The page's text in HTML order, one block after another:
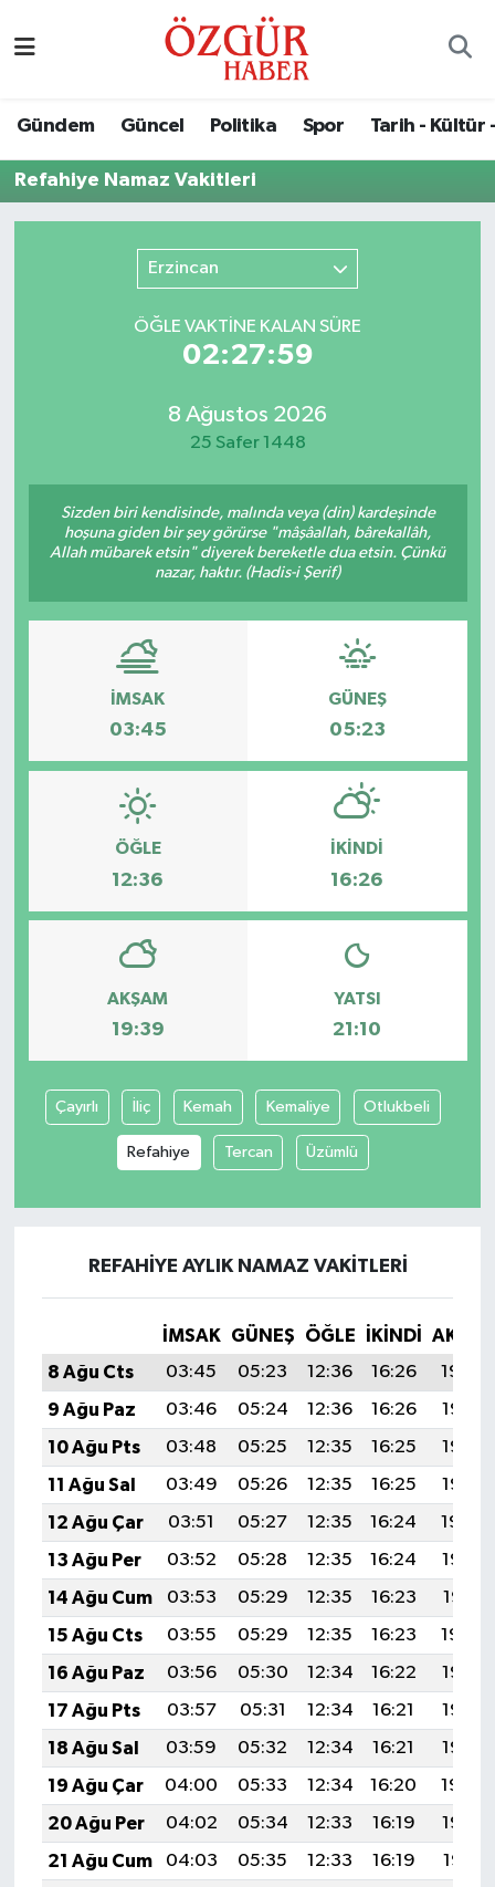
Gündem Güncel Politika Spor Tarih - Kültür
Refahiye Namaz Vakitleri
Erzincan
ÖĞLE VAKTİNE KALAN SÜRE
02:27:59
8 Ağustos 2026
25 Safer 1448
Sizden biri kendisinde, malında veya (din) kardeşinde
hoşuna giden bir şey görürse "mâşâallah, bârekallâh,
Allah mübarek etsin" diyerek bereketle dua etsin. Çünkü
nazar, haktır. (Hadis-i Şerif)
İMSAK
03:45
GÜNEŞ
05:23
ÖĞLE
12:36
İKINDI
16:26
AKŞAM
19:39
YATSI
21:10
Çayırlı İliç Kemah Kemaliye Otlukbeli
Refahiye Tercan Üzümlü
REFAHIYE AYLIK NAMAZ VAKITLERI
İMSAK GÜNEŞ ÖĞLE İKINDI
8 Ağu Cts
03:45 05:23 12:36 16:26
19:39
9 Ağu Paz
03:46 05:24 12:36 16:26
19:37
10 Ağu Pts
03:48 05:25 12:35 16:25
19:36
11 Ağu Sal
03:49 05:26 12:35 16:25
19:35
12 Ağu Çar
03:51 05:27 12:35 16:24
19:34
13 Ağu Per
03:52 05:28 12:35 16:24
19:32
14 Ağu Cum
03:53 05:29 12:35 16:23
19:31
15 Ağu Cts
03:55 05:29 12:35 16:23
19:30
16 Ağu Paz
03:56 05:30 12:34 16:22
19:28
17 Ağu Pts
03:57 05:31 12:34 16:21
19:27
18 Ağu Sal
03:59 05:32 12:34 16:21
19:26
19 Ağu Çar
04:00 05:33 12:34 16:20
19:24
20 Ağu Per
04:02 05:34 12:33 16:19
19:23
21 Ağu Cum
04:03 05:35 12:33 16:19
19:21
Ekonomi
Sağlık
Tarih - Kültür - Sanat - Turizm
Yaşam
Nöbetçi Eczaneler
Trafik Durumu
Tüm Manşetler
Son Dakika Haberleri